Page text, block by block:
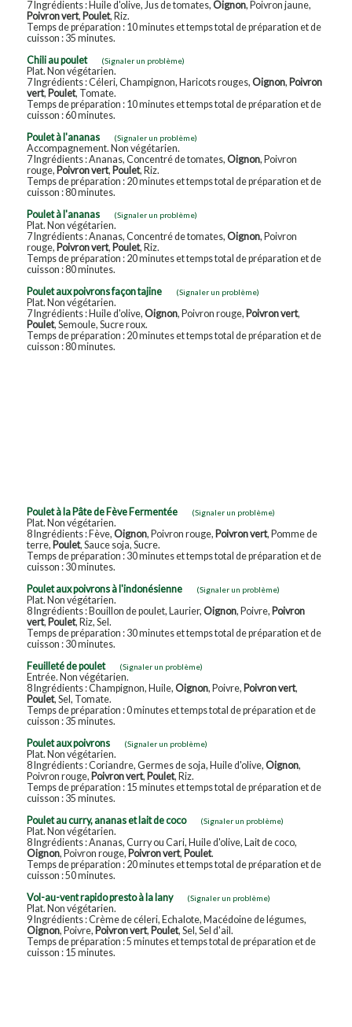
7 Ingrédients : Huile d'olive, Jus de tomates, Oignon, Poivron jaune,
Poivron vert, Poulet, Riz.
Temps de préparation : 10 minutes et temps total de préparation et de
cuisson : 35 minutes.
Chili au poulet
(Signaler un problème)
Plat. Non végétarien.
7 Ingrédients : Céleri, Champignon, Haricots rouges, Oignon, Poivron
vert, Poulet, Tomate.
Temps de préparation : 10 minutes et temps total de préparation et de
cuisson : 60 minutes.
Poulet à l'ananas
(Signaler un problème)
Accompagnement. Non végétarien.
7 Ingrédients : Ananas, Concentré de tomates, Oignon, Poivron
rouge, Poivron vert, Poulet, Riz.
Temps de préparation : 20 minutes et temps total de préparation et de
cuisson : 80 minutes.
Poulet à l'ananas
(Signaler un problème)
Plat. Non végétarien.
7 Ingrédients : Ananas, Concentré de tomates, Oignon, Poivron
rouge, Poivron vert, Poulet, Riz.
Temps de préparation : 20 minutes et temps total de préparation et de
cuisson : 80 minutes.
Poulet aux poivrons façon tajine
(Signaler un problème)
Plat. Non végétarien.
7 Ingrédients : Huile d'olive, Oignon, Poivron rouge, Poivron vert,
Poulet, Semoule, Sucre roux.
Temps de préparation : 20 minutes et temps total de préparation et de
cuisson : 80 minutes.
Poulet à la Pâte de Fève Fermentée (Signaler un problème)
Plat. Non végétarien.
8 Ingrédients : Fève, Oignon, Poivron rouge, Poivron vert, Pomme de
terre, Poulet, Sauce soja, Sucre.
Temps de préparation : 30 minutes et temps total de préparation et de
cuisson : 30 minutes.
Poulet aux poivrons à l'indonésienne
(Signaler un problème)
Plat. Non végétarien.
8 Ingrédients : Bouillon de poulet, Laurier, Oignon, Poivre, Poivron
vert, Poulet, Riz, Sel.
Temps de préparation : 30 minutes et temps total de préparation et de
cuisson : 30 minutes.
Feuilleté de poulet
(Signaler un problème)
Entrée. Non végétarien.
8 Ingrédients : Champignon, Huile, Oignon, Poivre, Poivron vert,
Poulet, Sel, Tomate.
Temps de préparation : 0 minutes et temps total de préparation et de
cuisson : 35 minutes.
Poulet aux poivrons
(Signaler un problème)
Plat. Non végétarien.
8 Ingrédients : Coriandre, Germes de soja, Huile d'olive, Oignon,
Poivron rouge, Poivron vert, Poulet, Riz.
Temps de préparation : 15 minutes et temps total de préparation et de
cuisson : 35 minutes.
Poulet au curry, ananas et lait de coco
(Signaler un problème)
Plat. Non végétarien.
8 Ingrédients : Ananas, Curry ou Cari, Huile d'olive, Lait de coco,
Oignon, Poivron rouge, Poivron vert, Poulet.
Temps de préparation : 20 minutes et temps total de préparation et de
cuisson : 50 minutes.
Vol-au-vent rapido presto à la Iany
(Signaler un problème)
Plat. Non végétarien.
9 Ingrédients : Crème de céleri, Echalote, Macédoine de légumes,
Oignon, Poivre, Poivron vert, Poulet, Sel, Sel d'ail.
Temps de préparation : 5 minutes et temps total de préparation et de
cuisson : 15 minutes.